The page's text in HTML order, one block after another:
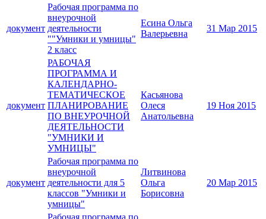
документ
Рабочая программа по
внеурочной
деятельности
""Умники и умницы"
2 класс
Есина Ольга
Валерьевна
31 Мар 2015
документ
РАБОЧАЯ
ПРОГРАММА И
КАЛЕНДАРНО-
ТЕМАТИЧЕСКОЕ
ПЛАНИРОВАНИЕ
ПО ВНЕУРОЧНОЙ
ДЕЯТЕЛЬНОСТИ
"УМНИКИ И
УМНИЦЫ"
Касьянова
Олеся
Анатольевна
19 Ноя 2015
документ
Рабочая программа по
внеурочной
деятельности для 5
классов "Умники и
умницы"
Литвинова
Ольга
Борисовна
20 Мар 2015